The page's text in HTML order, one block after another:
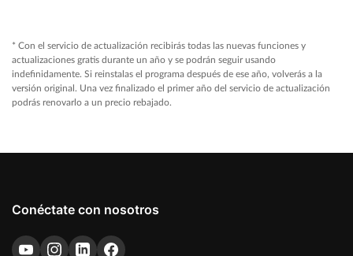
* Con el servicio de actualización recibirás todas las nuevas funciones y
actualizaciones gratis durante un año y se podrán seguir usando
indefinidamente. Si reinstalas el programa después de ese año, volverás a la
versión original. Una vez finalizado el primer año del servicio de actualización
podrás renovarlo a un precio rebajado.
Conéctate con nosotros